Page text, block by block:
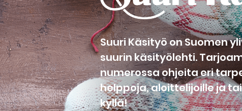
Suuri Käsityö on Suomen
suurin käsityölehti.
numerossa ohjeita eri
helppoja, aloittelijoille ja
kyllä!